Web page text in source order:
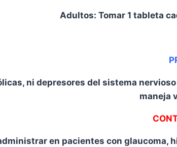
Adultos: Tomar 1 tableta
ni depresores del sistema
maneja
en pacientes con glaucoma,